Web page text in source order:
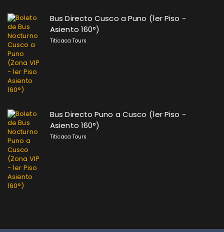
Bus Directo Cusco a Puno (1er Piso -
Asiento 160°)
Titicaca Tours
Bus Directo Puno a Cusco (1er Piso -
Asiento 160°)
Titicaca Tours